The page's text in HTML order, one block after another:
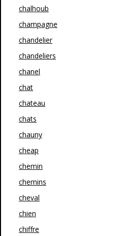
chalhoub
champagne
chandelier
chandeliers
chanel
chat
chateau
chats
chauny
cheap
chemin
chemins
cheval
chien
chiffre